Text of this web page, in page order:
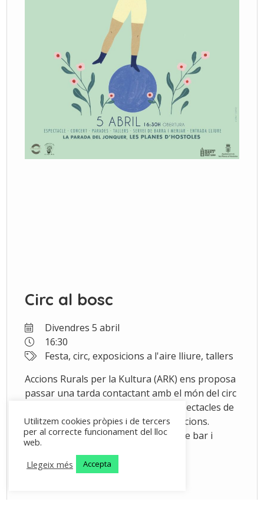
Circ al bosc
Divendres 5 abril
16:30
Festa, circ, exposicions a l'aire lliure, tallers
Accions Rurals per la Kultura (ARK) ens proposa
passar una tarda contactant amb el món del circ
i amb la natura. Tallers diversos, espectacles de
qualitat, parades d'artesania, exposicions.
L'entrada és lliure i hi haurà servei de bar i
menjar.
Utilitzem cookies pròpies i de tercers
per al correcte funcionament del lloc
web.
Llegeix més
Accepta